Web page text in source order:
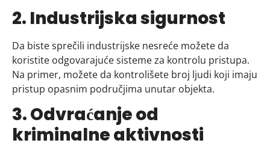
2. Industrijska sigurnost
Da biste sprečili industrijske nesreće možete da
koristite odgovarajuće sisteme za kontrolu pristupa.
Na primer, možete da kontrolišete broj ljudi koji imaju
pristup opasnim područjima unutar objekta.
3. Odvraćanje od
kriminalne aktivnosti